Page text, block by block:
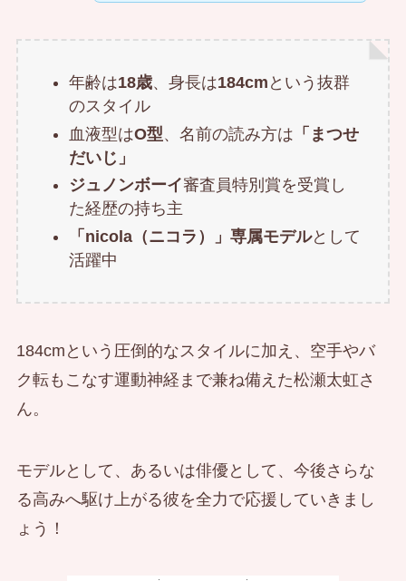
年齢は18歳、身長は184cm という抜群
のスタイル
血液型はO型、名前の読み方は 「まつせ
だいじ」
ジュノンボーイ審査員特別賞を受賞し
た経歴の持ち主
「nicola（ニコラ）」専属モデルとして
活躍中
184cmという圧倒的なスタイルに加え、空手やバ
ク転もこなす運動神経まで兼ね備えた松瀬太虹さ
ん。
モデルとして、あるいは俳優として、今後さらな
る高みへ駆け上がる彼を全力で応援していきまし
ょう！